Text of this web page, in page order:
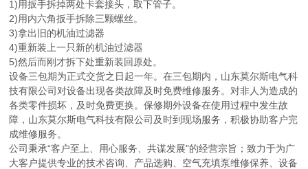
1)用扳手拆掉两处卡套接头，取下管子。
2)用内六角扳手拆除三颗螺丝。
3)拿出旧的机油过滤器
4)重新装上一只新的机油过滤器
5)然后而刚才拆下处重新装回原处。
设备三包期为正式交货之日起一年。在三包期内，山东莫尔斯电气科
技有限公司对设备出现各类故障及时免费维修服务。对非人为造成的
各类零件损坏，及时免费更换。保修期外设备在使用过程中发生故
障，山东莫尔斯电气科技有限公司及时到现场服务，积极协助客户完
成维修服务。
公司秉承“客户至上、用心服务、共谋发展"的经营宗旨；致力于为广
大客户提供专业的技术咨询、产品选购、空气充填泵维修保养、设备